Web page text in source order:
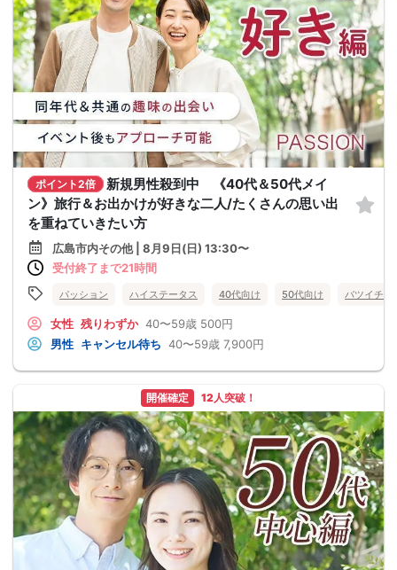
ポイント2倍
新規男性殺到中 《40代＆50代メイ
ン》旅行＆お出かけが好きな二人/たくさんの思い出
を重ねていきたい方
広島市内その他 | 8月9日(日) 13:30〜
受付終了まで21時間
パッション ハイステータス 40代向け 50代向け バツイチ・
女性 残りわずか 40〜59歳 500円
男性 キャンセル待ち 40〜59歳 7,900円
開催確定 12人突破！